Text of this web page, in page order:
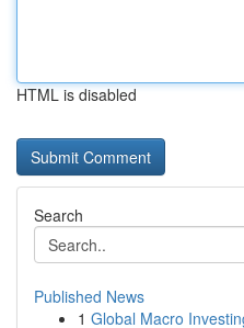
HTML is disabled
Search
Published News
1 Global Macro